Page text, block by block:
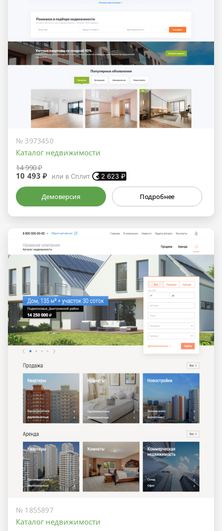
№ 3973450
Каталог недвижимости
14 990 ₽
10 493 ₽ или в Сплит 2 623₽
Демоверсия Подробнее
№ 1855897
Каталог недвижимости